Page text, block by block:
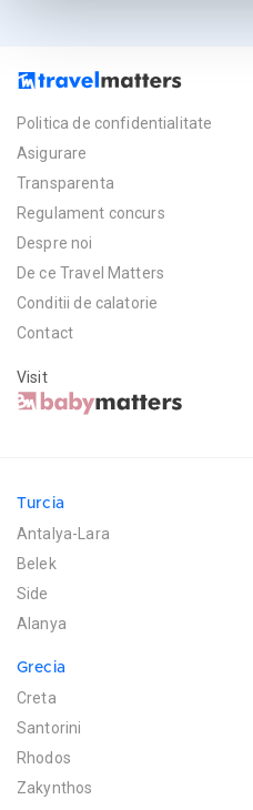
Politica de confidentialitate
Asigurare
Transparenta
Regulament concurs
Despre noi
De ce Travel Matters
Conditii de calatorie
Contact
Visit
Turcia
Antalya-Lara
Belek
Side
Alanya
Grecia
Creta
Santorini
Rhodos
Zakynthos